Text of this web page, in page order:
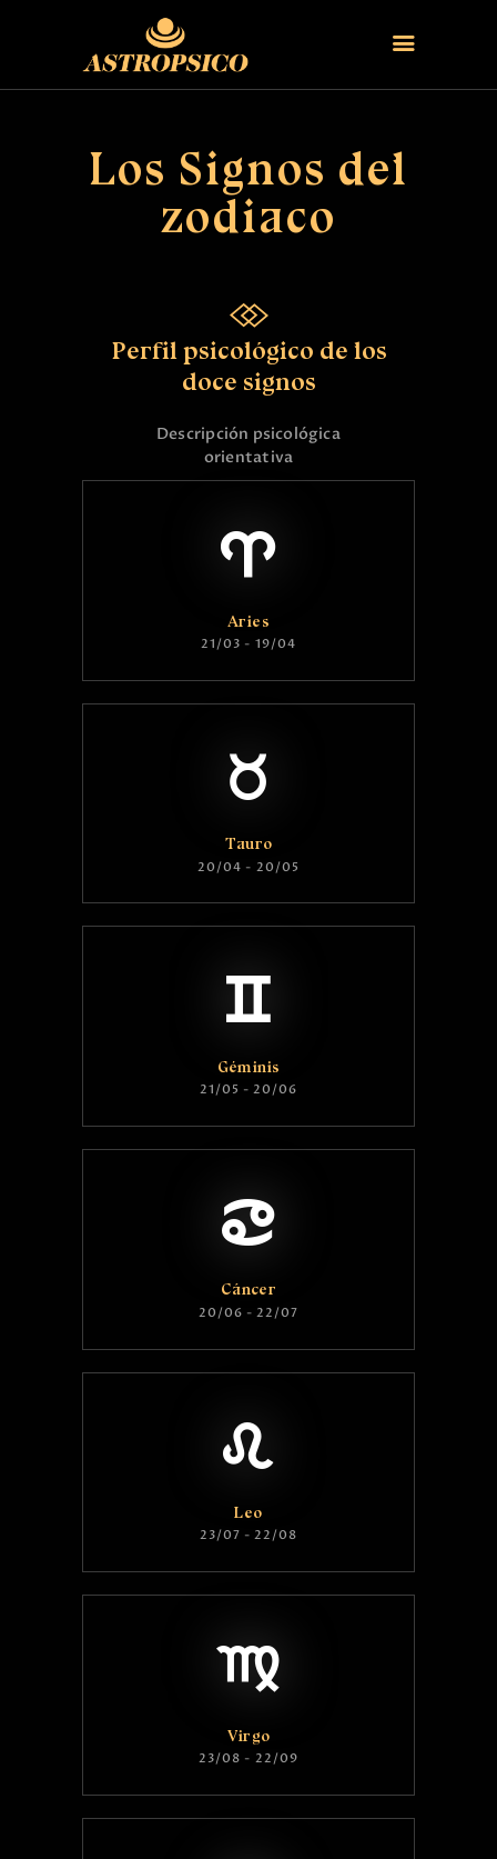
Los Signos del
zodiaco
HOME 1
CONTACTO
Perfil psicológico de los
doce signos
Descripción psicológica
orientativa
Aries
21/03 - 19/04
Tauro
20/04 - 20/05
Géminis
21/05 - 20/06
Cáncer
20/06 - 22/07
Leo
23/07 - 22/08
Virgo
23/08 - 22/09